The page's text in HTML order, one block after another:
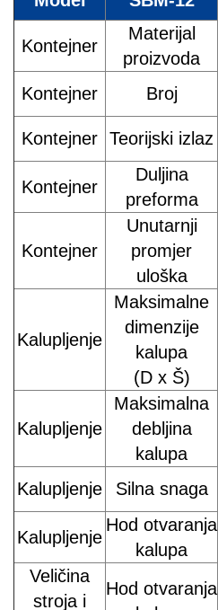
Kontejner
Materijal
proizvoda
Kontejner Broj
Kontejner Teorijski izlaz
Kontejner
Duljina
preforma
Kontejner
Unutarnji
promjer
uloška
Kalupljenje
Maksimalne
dimenzije
kalupa
(D x Š)
Kalupljenje
Maksimalna
debljina
kalupa
Kalupljenje Silna snaga
Kalupljenje
Hod otvaranja
kalupa
Veličina
stroja i
Hod otvaranja